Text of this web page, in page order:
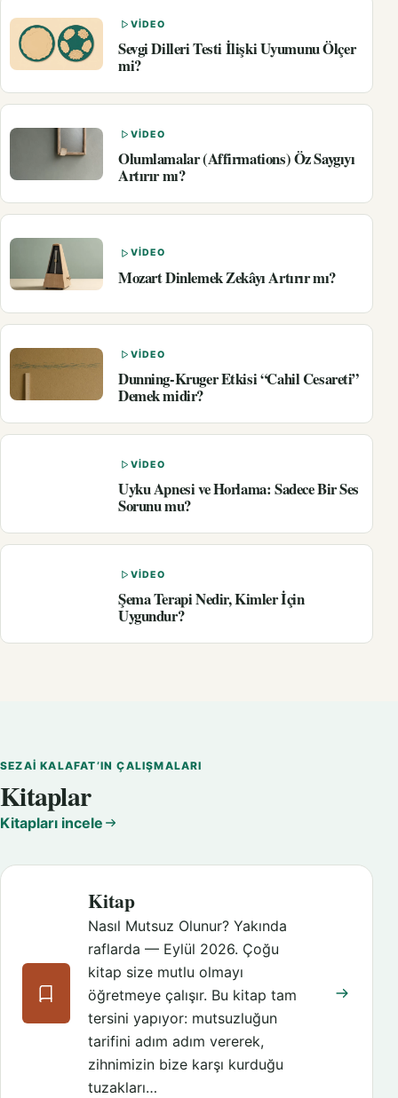
VIDEO
Sevgi Dilleri Testi İlişki Uyumunu Ölçer
mi?
VIDEO
Olumlamalar (Affirmations) Öz Saygıyı
Artırır mı?
VIDEO
Mozart Dinlemek Zekâyı Artırır mı?
VIDEO
Dunning-Kruger Etkisi “Cahil Cesareti”
Demek midir?
VIDEO
Uyku Apnesi ve Horlama: Sadece Bir Ses
Sorunu mu?
VIDEO
Şema Terapi Nedir, Kimler İçin
Uygundur?
SEZAI KALAFAT’IN ÇALIŞMALARI
Kitaplar
Kitapları incele
Kitap
Nasıl Mutsuz Olunur? Yakında
raflarda — Eylül 2026. Çoğu
kitap size mutlu olmayı
öğretmeye çalışır. Bu kitap tam
tersini yapıyor: mutsuzluğun
tarifini adım adım vererek,
zihnimizin bize karşı kurduğu
tuzakları…